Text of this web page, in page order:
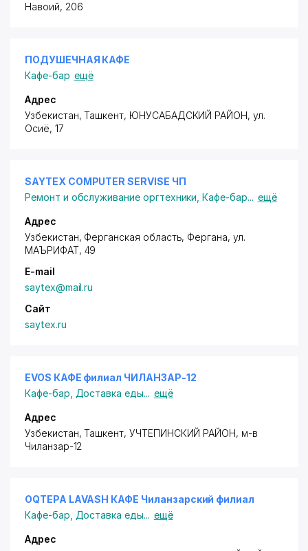
Навоий, 206
ПОДУШЕЧНАЯ КАФЕ
Кафе-бар ещё
Адрес
Узбекистан, Ташкент, ЮНУСАБАДСКИЙ РАЙОН, ул.
Осиё, 17
SAYTEX COMPUTER SERVISE ЧП
Ремонт и обслуживание оргтехники ,Кафе-бар... ещё
Адрес
Узбекистан, Ферганская область, Фергана, ул.
МАЪРИФАТ, 49
E-mail
saytex@mail.ru
Сайт
saytex.ru
EVOS КАФЕ филиал ЧИЛАНЗАР-12
Кафе-бар Доставка еды... ещё
Адрес
Узбекистан, Ташкент, УЧТЕПИНСКИЙ РАЙОН, м-в
Чиланзар-12
OQTEPA LAVASH КАФЕ Чиланзарский филиал
Кафе-бар Доставка еды... ещё
Адрес